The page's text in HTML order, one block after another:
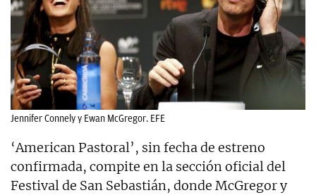
Jennifer Connely y Ewan McGregor. EFE
‘American Pastoral’, sin fecha de estreno
confirmada, compite en la sección oficial del
Festival de San Sebastián, donde McGregor y